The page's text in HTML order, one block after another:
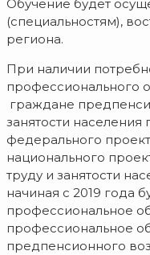
Обучение будет
(специальностям),
региона.
При наличии
профессионального
граждане
занятости населения
федерального
национального
труду и занятости
начиная с 2019 года
профессиональное
профессиональное
предпенсионного